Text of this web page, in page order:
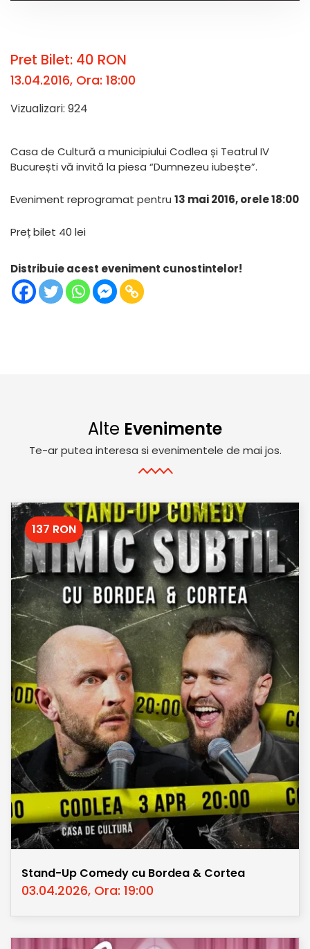
Pret Bilet: 40 RON
13.04.2016, Ora: 18:00
Vizualizari: 924
Casa de Cultură a municipiului Codlea și Teatrul IV
București vă invită la piesa “Dumnezeu iubește”.
Eveniment reprogramat pentru 13 mai 2016, orele 18:00
Preț bilet 40 lei
Distribuie acest eveniment cunostintelor!
Alte Evenimente
Te-ar putea interesa si evenimentele de mai jos.
137 RON
Stand-Up Comedy cu Bordea & Cortea
03.04.2026, Ora: 19:00